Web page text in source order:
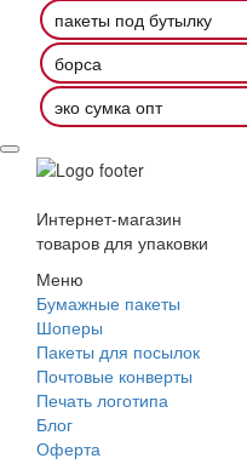
пакеты под бутылку
борса
эко сумка опт
Интернет-магазин
товаров для упаковки
Меню
Бумажные пакеты
Шоперы
Пакеты для посылок
Почтовые конверты
Печать логотипа
Блог
Оферта